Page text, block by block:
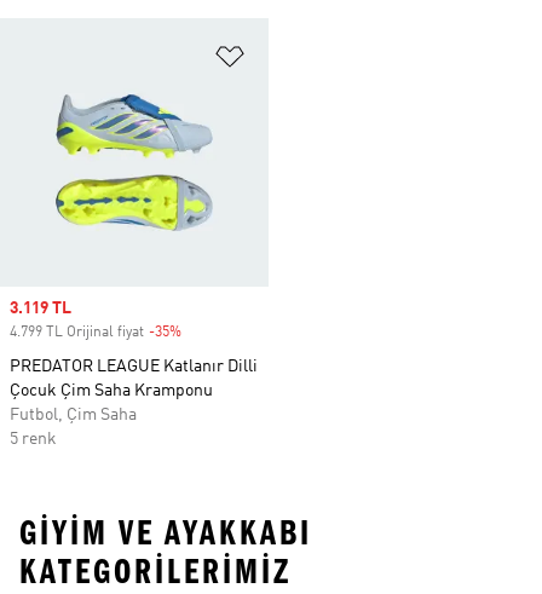
Sale price
3.119 TL
4.799 TL Orijinal fiyat -35%
PREDATOR LEAGUE Katlanır Dilli
Çocuk Çim Saha Kramponu
Futbol, Çim Saha
5 renk
GIYIM VE AYAKKABI
KATEGORILERIMIZ